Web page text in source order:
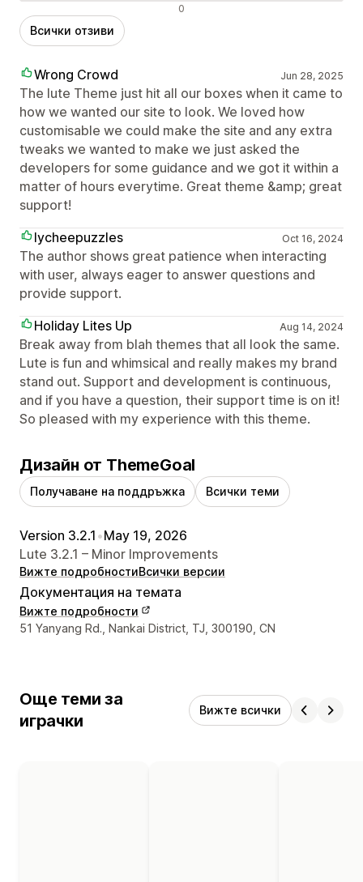
0
Всички отзиви
Wrong Crowd Jun 28, 2025
The lute Theme just hit all our boxes when it came to
how we wanted our site to look. We loved how
customisable we could make the site and any extra
tweaks we wanted to make we just asked the
developers for some guidance and we got it within a
matter of hours everytime. Great theme &amp; great
support!
lycheepuzzles
Oct 16, 2024
The author shows great patience when interacting
with user, always eager to answer questions and
provide support.
Holiday Lites Up
Aug 14, 2024
Break away from blah themes that all look the same.
Lute is fun and whimsical and really makes my brand
stand out. Support and development is continuous,
and if you have a question, their support time is on it!
So pleased with my experience with this theme.
Дизайн от ThemeGoal
Получаване на поддръжка Всички теми
Version 3.2.1 •May 19, 2026
Lute 3.2.1 – Minor Improvements
Вижте подробностиВсички версии
Документация на темата
Вижте подробности
Данни за връзка с дизайнера
51 Yanyang Rd., Nankai District, TJ, 300190, CN
Още теми за
играчки
Вижте всички